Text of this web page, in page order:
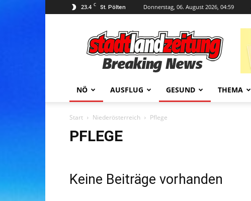
23.4 C St. Pölten Donnerstag, 06. August 2026, 04:59
stadtlandzeitung
NÖ AUSFLUG GESUND THEMA
Start Niederösterreich Pflege
PFLEGE
Keine Beiträge vorhanden